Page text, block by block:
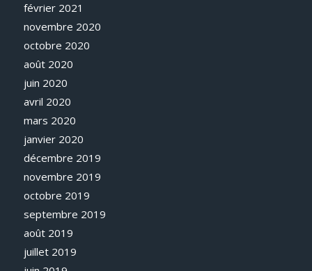
février 2021
novembre 2020
octobre 2020
août 2020
juin 2020
avril 2020
mars 2020
janvier 2020
décembre 2019
novembre 2019
octobre 2019
septembre 2019
août 2019
juillet 2019